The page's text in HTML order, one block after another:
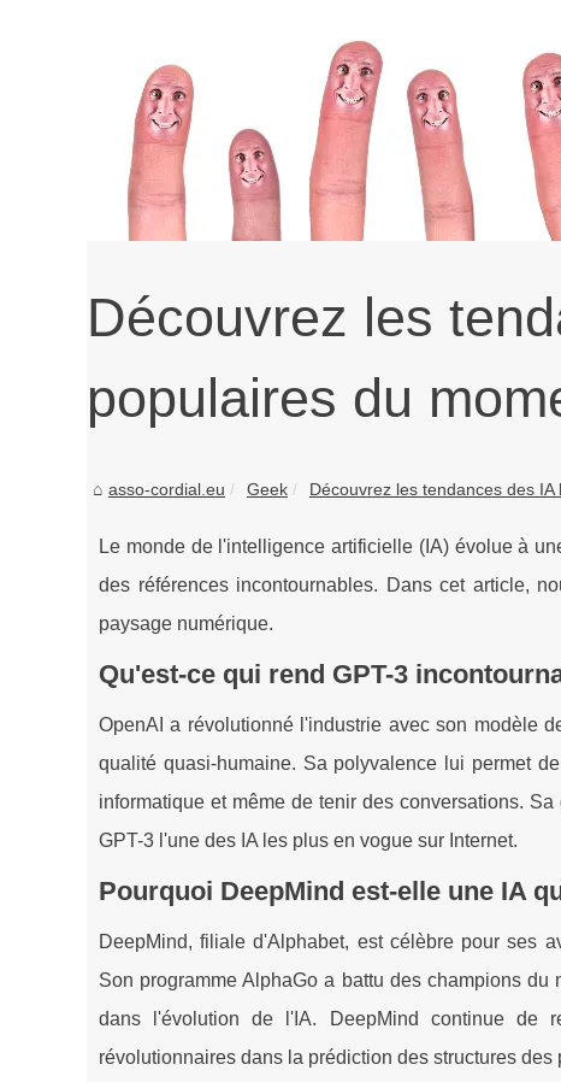
Découvrez les
populaires du
asso-cordial.eu Geek Découvrez les tendances des IA
Le monde de l'intelligence artificielle (IA) évolue à
des références incontournables. Dans cet article,
paysage numérique.
Qu'est-ce qui rend GPT-3
OpenAI a révolutionné l'industrie avec son modèle
qualité quasi-humaine. Sa polyvalence lui permet
informatique et même de tenir des conversations.
GPT-3 l'une des IA les plus en vogue sur Internet.
Pourquoi DeepMind est-elle une IA
DeepMind, filiale d'Alphabet, est célèbre pour ses
Son programme AlphaGo a battu des champions
dans l'évolution de l'IA. DeepMind continue de
révolutionnaires dans la prédiction des structures